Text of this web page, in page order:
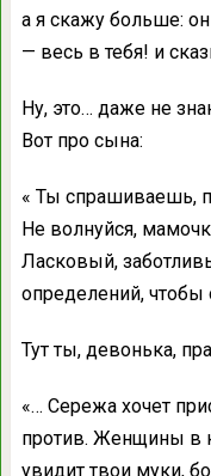
а я скажу больше:
— весь в тебя! и
Ну, это… даже не
Вот про сына:
« Ты спрашиваешь,
Не волнуйся,
Ласковый,
определений, чтобы
Тут ты, девонька,
«… Сережа хочет
против. Женщины в
увидит твои муки,